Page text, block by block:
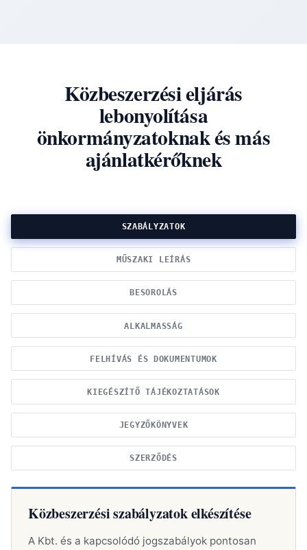
Közbeszerzési eljárás
lebonyolítása
önkormányzatoknak és más
ajánlatkérőknek
SZABÁLYZATOK
MŰSZAKI LEÍRÁS
BESOROLÁS
ALKALMASSÁG
FELHÍVÁS ÉS DOKUMENTUMOK
KIEGÉSZÍTŐ TÁJÉKOZTATÁSOK
JEGYZŐKÖNYVEK
SZERZŐDÉS
Közbeszerzési szabályzatok elkészítése
A Kbt. és a kapcsolódó jogszabályok pontosan